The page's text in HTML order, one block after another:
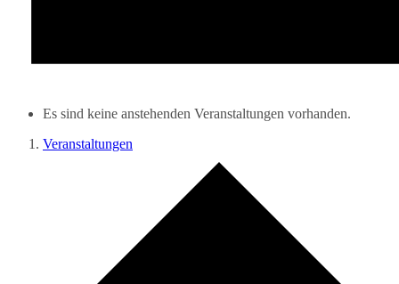
Es sind keine anstehenden Veranstaltungen vorhanden.
Veranstaltungen